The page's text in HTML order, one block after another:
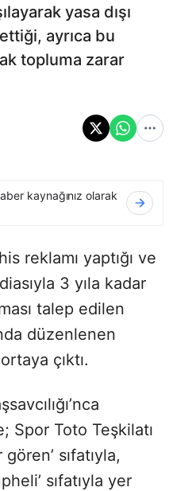
yasa dışı
ayrıca bu
topluma zarar
kaynağınız olarak
reklamı yaptığı ve
3 yıla kadar
talep edilen
düzenlenen
çıktı.
Spor Toto Teşkilatı
sıfatıyla,
sıfatıyla yer